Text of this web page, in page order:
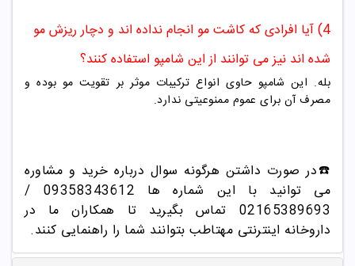
4) آیا افرادی که کاشت مو انجام نداده اند و دچار ریزش مو
شده اند نیز می توانند از این شامپو استفاده کنند؟
بله. این شامپو حاوی انواع ترکیبات موثر بر تقویت مو بوده و
مصرف آن برای عموم ممنوعیتی ندارد.
☎️در صورت داشتن هرگونه سوال درباره خرید و مشاوره
می توانید با این شماره ها 09358343612 /
02165389693
تماس بگیرید تا همکاران ما در
داروخانه اینترنتی مهتاطب بتوانند شما را راهنمایی کنند.